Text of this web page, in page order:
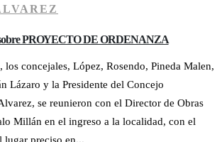
sobre PROYECTO DE ORDENANZA
los concejales, López, Rosendo, Pineda Malen,
Lázaro y la Presidente del Concejo
se reunieron con el Director de Obras
Millán en el ingreso a la localidad, con el